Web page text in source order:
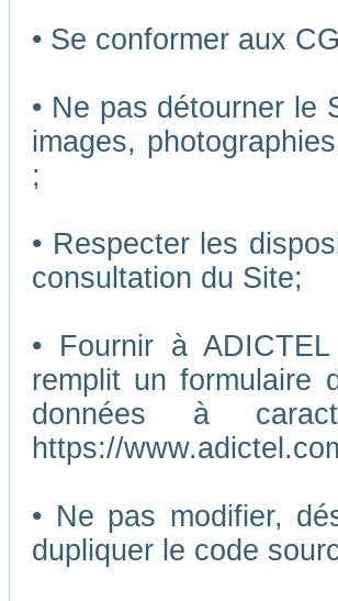
• Se conformer aux
• Ne pas détourner le
images,
;
• Respecter les
consultation du Site;
• Fournir à
remplit un formulaire
données à
https://
• Ne pas modifier,
dupliquer le code